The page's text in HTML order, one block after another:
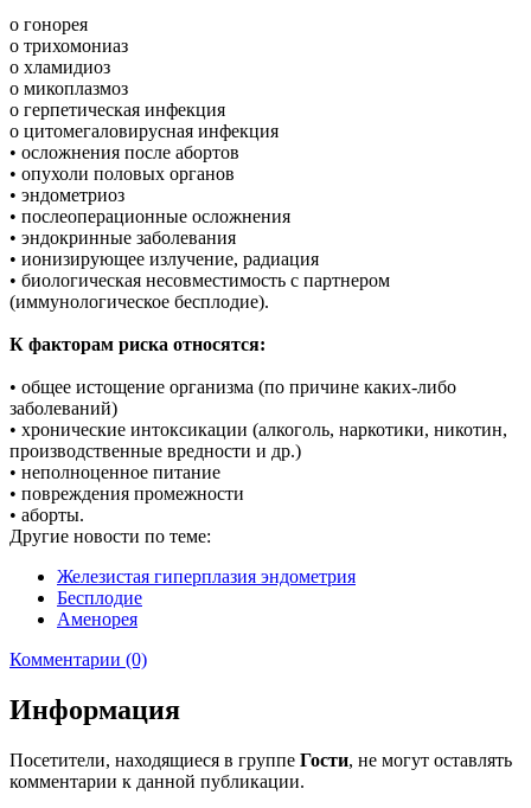
o гонорея
o трихомониаз
o хламидиоз
o микоплазмоз
o герпетическая инфекция
o цитомегаловирусная инфекция
• осложнения после абортов
• опухоли половых органов
• эндометриоз
• послеоперационные осложнения
• эндокринные заболевания
• ионизирующее излучение, радиация
• биологическая несовместимость с партнером
(иммунологическое бесплодие).
К факторам риска относятся:
• общее истощение организма (по причине каких-либо
заболеваний)
• хронические интоксикации (алкоголь, наркотики, никотин,
производственные вредности и др.)
• неполноценное питание
• повреждения промежности
• аборты.
Другие новости по теме:
Железистая гиперплазия эндометрия
Бесплодие
Аменорея
Комментарии (0)
Информация
Посетители, находящиеся в группе Гости, не могут оставлять
комментарии к данной публикации.